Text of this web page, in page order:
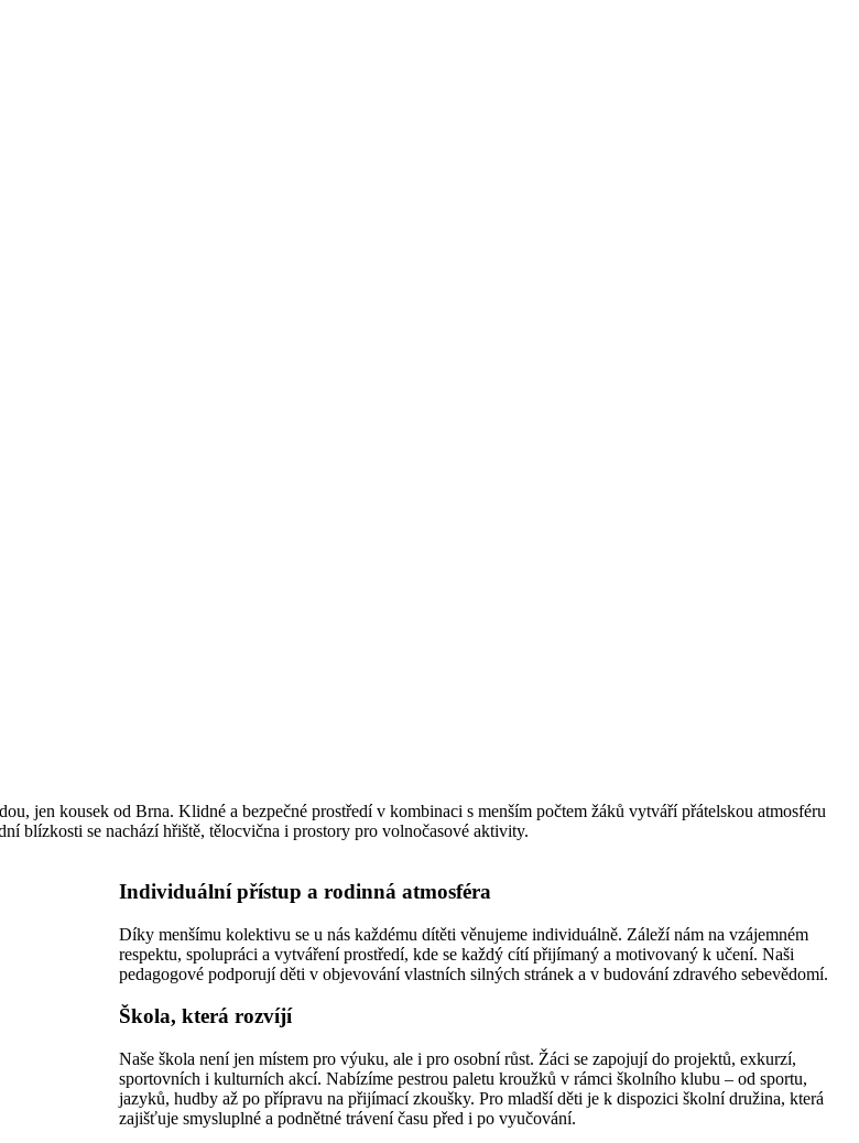
jen kousek od Brna. Klidné a bezpečné prostředí v kombinaci s menším počtem žáků vytváří přátelskou atmosféru
blízkosti se nachází hřiště, tělocvična i prostory pro volnočasové aktivity.
Individuální přístup a rodinná atmosféra
Díky menšímu kolektivu se u nás každému dítěti věnujeme individuálně. Záleží nám na vzájemném
respektu, spolupráci a vytváření prostředí, kde se každý cítí přijímaný a motivovaný k učení. Naši
pedagogové podporují děti v objevování vlastních silných stránek a v budování zdravého sebevědomí.
Škola, která rozvíjí
Naše škola není jen místem pro výuku, ale i pro osobní růst. Žáci se zapojují do projektů, exkurzí,
sportovních i kulturních akcí. Nabízíme pestrou paletu kroužků v rámci školního klubu – od sportu,
jazyků, hudby až po přípravu na přijímací zkoušky. Pro mladší děti je k dispozici školní družina, která
zajišťuje smysluplné a podnětné trávení času před i po vyučování.